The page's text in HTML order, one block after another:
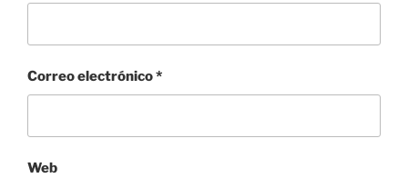
Correo electrónico*
Web